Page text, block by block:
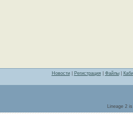
Новости| Регистрация| Файлы|
Lineage 2